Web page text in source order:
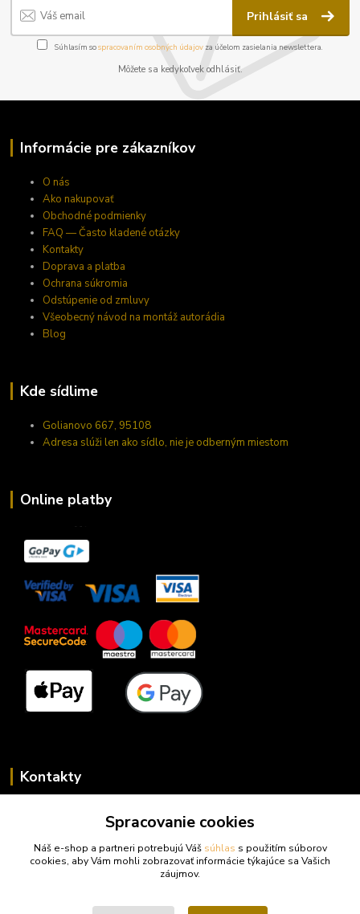
Prihlásiť sa
Súhlasím sospracovaním osobných údajov za účelom zasielania newslettera.
Môžete sa kedykoľvek odhlásiť.
Informácie pre zákazníkov
O nás
Ako nakupovať
Obchodné podmienky
FAQ — Často kladené otázky
Kontakty
Doprava a platba
Ochrana súkromia
Odstúpenie od zmluvy
Všeobecný návod na montáž autorádia
Blog
Kde sídlime
Golianovo 667, 95108
Adresa slúži len ako sídlo, nie je odberným miestom
Online platby
Kontakty
+421 948 923 456
(Po-Pi 14-17 hod., So 10-15 hod.)
Spracovanie cookies
Náš e-shop a partneri potrebujú Váš súhlas s použitím súborov
cookies, aby Vám mohli zobrazovať informácie týkajúce sa Vašich
záujmov.